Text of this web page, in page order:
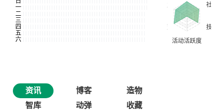
资讯 博客
造物
智库
动弹
收藏